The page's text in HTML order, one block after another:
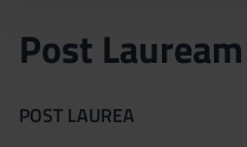
Post Lauream
POST LAUREA